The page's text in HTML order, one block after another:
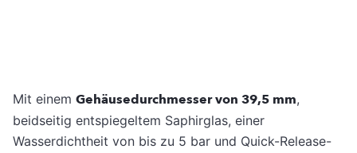
Mit einem Gehäusedurchmesser von 39,5 mm,
beidseitig entspiegeltem Saphirglas, einer
Wasserdichtheit von bis zu 5 bar und Quick-Release-